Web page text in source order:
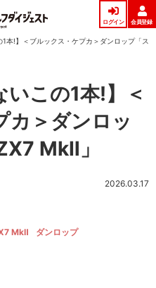
ログイン 会員登録
1本!】＜ブルックス・ケプカ＞ダンロップ「ス
いこの1本!】＜
カ＞ダンロッ
MkⅡ」
2026.03.17
MkⅡ
ダンロップ